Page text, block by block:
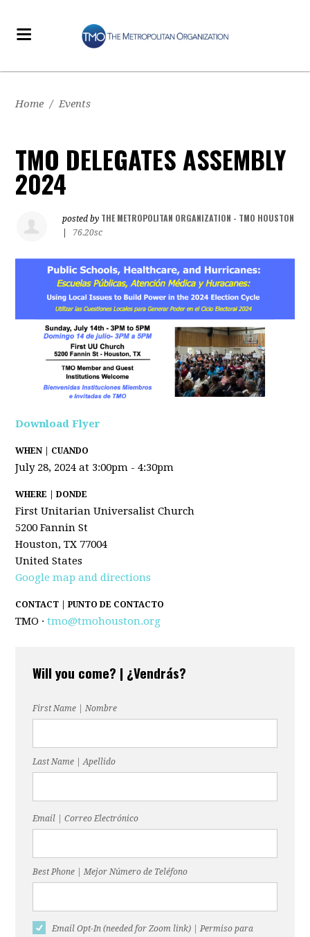
Home / Events
TMO DELEGATES ASSEMBLY
2024
posted by THE METROPOLITAN ORGANIZATION - TMO HOUSTON
76.20sc
Download Flyer
WHEN | CUANDO
July 28, 2024 at 3:00pm - 4:30pm
WHERE | DONDE
First Unitarian Universalist Church
5200 Fannin St
Houston, TX 77004
United States
Google map and directions
CONTACT | PUNTO DE CONTACTO
TMO ·tmo@tmohouston.org
Will you come? | ¿Vendrás?
First Name | Nombre
Last Name | Apellido
Email | Correo Electrónico
Best Phone | Mejor Número de Teléfono
Email Opt-In (needed for Zoom link) | Permiso para